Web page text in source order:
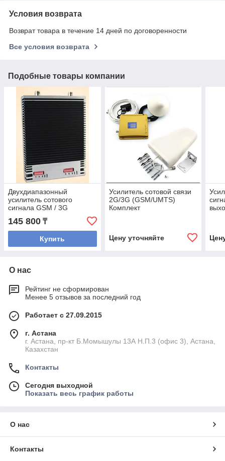
Условия возврата
Возврат товара в течение 14 дней по договоренности
Все условия возврата
Подобные товары компании
Двухдиапазонный
усилитель сотового
сигнала GSM / 3G
145 800 ₸
Купить
Усилитель сотовой связи
2G/3G (GSM/UMTS)
Комплект
Цену уточняйте
О нас
Рейтинг не сформирован
Менее 5 отзывов за последний год
Работает с 27.09.2015
г. Астана
г. Астана, пр-кт Б.Момышулы 13А Н.П.3 (офис 3), Астана,
Казахстан
Контакты
Сегодня выходной
Показать весь график работы
О нас
Контакты